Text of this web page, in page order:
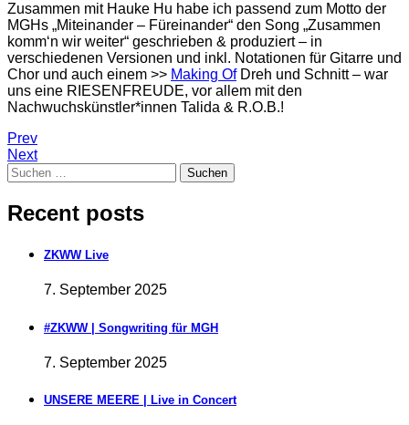
Zusammen mit Hauke Hu habe ich passend zum Motto der
MGHs „Miteinander – Füreinander“ den Song „Zusammen
komm‘n wir weiter“ geschrieben & produziert – in
verschiedenen Versionen und inkl. Notationen für Gitarre und
Chor und auch einem >> Making OfDreh und Schnitt – war
uns eine RIESENFREUDE, vor allem mit den
Nachwuchskünstler*innen Talida & R.O.B.!
Beitragsnavigation
PrevPost:
UNSERE
MEERE
|
in
NextPost:
ZKWW
Live
Suchen
nach:
Recent posts
ZKWW Live
7. September 2025
#ZKWW | Songwriting für MGH
7. September 2025
UNSERE MEERE | Live in Concert